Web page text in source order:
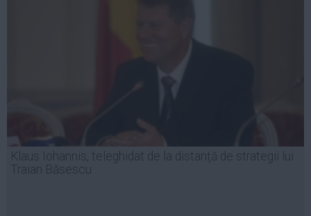
Klaus Iohannis, teleghidat de la distanță de strategii lui
Traian Băsescu